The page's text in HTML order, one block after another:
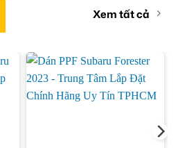
Xem tất cả